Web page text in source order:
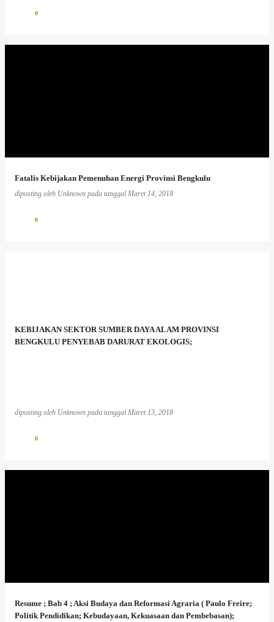
0
Fatalis Kebijakan Pemenuhan Energi Provinsi Bengkulu
diposting oleh Unknown pada tanggal Maret 14, 2018
0
KEBIJAKAN SEKTOR SUMBER DAYA ALAM PROVINSI
BENGKULU PENYEBAB DARURAT EKOLOGIS;
diposting oleh Unknown pada tanggal Maret 13, 2018
0
Resume ; Bab 4 ; Aksi Budaya dan Reformasi Agraria ( Paulo Freire;
Politik Pendidikan; Kebudayaan, Kekuasaan dan Pembebasan);